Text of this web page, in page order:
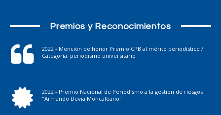
Premios y Reconocimientos
2022 - Mención de honor Premio CPB al mérito periodístico /
Categoría: periodismo universitario
2022 - Premio Nacional de Periodismo a la gestión de riesgos
"Armando Devia Moncaleano"